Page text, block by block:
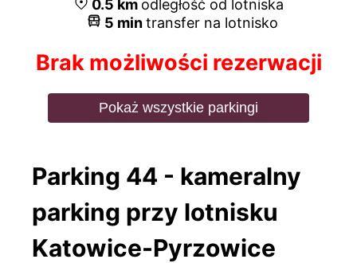
0.5 km odległość od lotniska
5 mintransfer na lotnisko
Brak możliwości rezerwacji
Pokaż wszystkie parkingi
Parking 44 - kameralny
parking przy lotnisku
Katowice-Pyrzowice